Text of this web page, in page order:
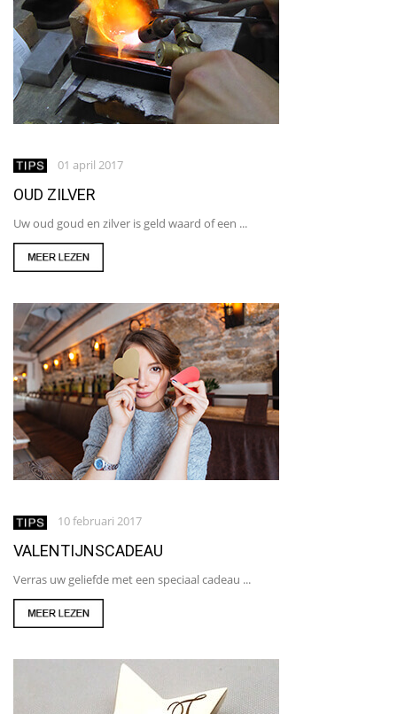
01 april 2017
OUD ZILVER
Uw oud goud en zilver is geld waard of een ...
10 februari 2017
VALENTIJNSCADEAU
Verras uw geliefde met een speciaal cadeau ...